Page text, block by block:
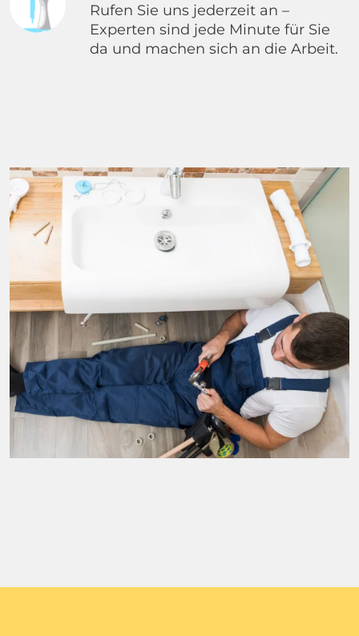
Rufen Sie uns jederzeit an –
Experten sind jede Minute für Sie
da und machen sich an die Arbeit.